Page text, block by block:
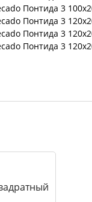
Понтида 3
Понтида 3
Понтида 3
Понтида 3